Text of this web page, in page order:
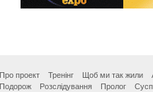
Про проект Тренінг Щоб ми так жили
Подорож
Розслідування Пролог